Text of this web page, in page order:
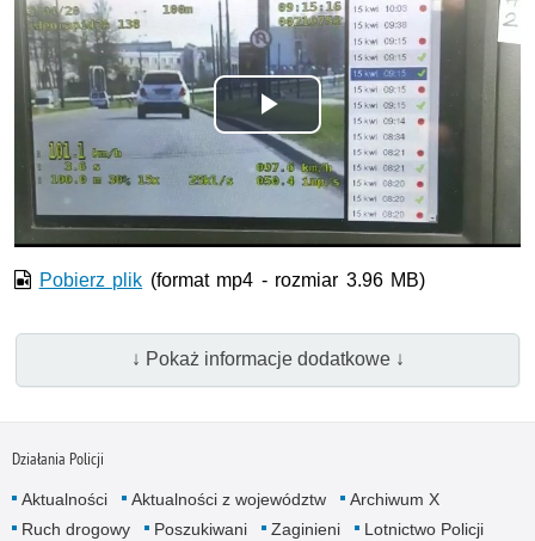
Odtwórz
wideo
Pobierz plik (format mp4 - rozmiar 3.96 MB)
↓ Pokaż informacje dodatkowe ↓
Działania Policji
Aktualności Aktualności z województw
Archiwum X
Ruch drogowy
Poszukiwani Zaginieni
Lotnictwo Policji